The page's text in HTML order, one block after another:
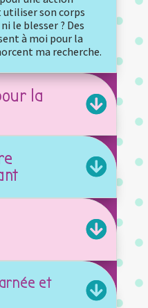
utiliser son corps
le blesser ? Des
à moi pour la
ma recherche.
la
et